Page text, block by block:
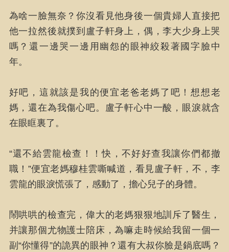
為啥一臉無奈？你沒看見他身後一個貴婦人直接把
他一拉然後就撲到盧子軒身上，偶，李大少身上哭
嗎？還一邊哭一邊用幽怨的眼神絞殺著國字臉中
年。
好吧，這就該是我的便宜老爸老媽了吧！想想老
媽，還在為我傷心吧。盧子軒心中一酸，眼淚就含
在眼眶裏了。
“還不給雲龍檢查！！快，不好好查我讓你們都撤
職！”便宜老媽穆桂雲嘶喊道，看見盧子軒，不，李
雲龍的眼淚慌張了，感動了，擔心兒子的身體。
鬧哄哄的檢查完，偉大的老媽狠狠地訓斥了醫生，
并讓那個尤物護士陪床，為嘛走時候給我留一個一
副“你懂得”的詭異的眼神？還有大叔你臉是鍋底嗎？